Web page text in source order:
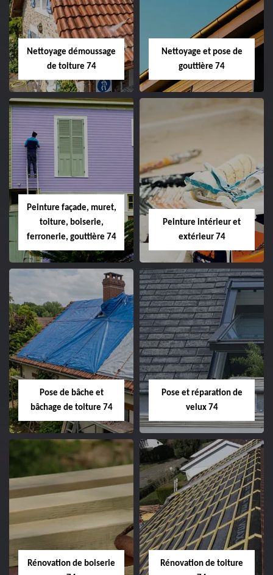
Nettoyage démoussage
de toiture 74
Nettoyage et pose de
gouttière 74
Peinture façade, muret,
toiture, boiserie,
ferronerie, gouttière 74
Peinture intérieur et
extérieur 74
Pose de bâche et
bâchage de toiture 74
Pose et réparation de
velux 74
Rénovation de boiserie
Rénovation de toiture